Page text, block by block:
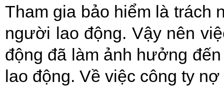
Tham gia bảo hiểm là trách
người lao động. Vậy nên
động đã làm ảnh hưởng
lao động. Về việc công ty